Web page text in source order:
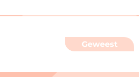
Geweest